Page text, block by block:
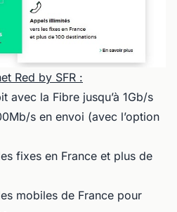
Red by SFR :
avec la Fibre jusqu’à 1Gb/s
s en envoi (avec l’option
fixes en France et plus de
mobiles de France pour